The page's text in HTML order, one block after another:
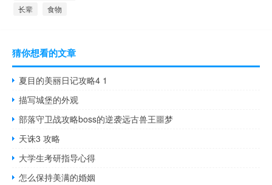
长辈 食物
猜你想看的文章
夏目的美丽日记攻略4 1
描写城堡的外观
部落守卫战攻略boss的逆袭远古兽王噩梦
天诛3 攻略
大学生考研指导心得
怎么保持美满的婚姻